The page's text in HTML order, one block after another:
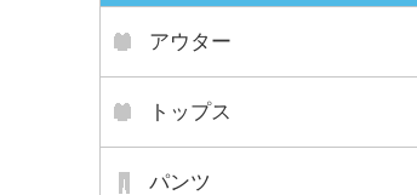
アウター
トップス
パンツ